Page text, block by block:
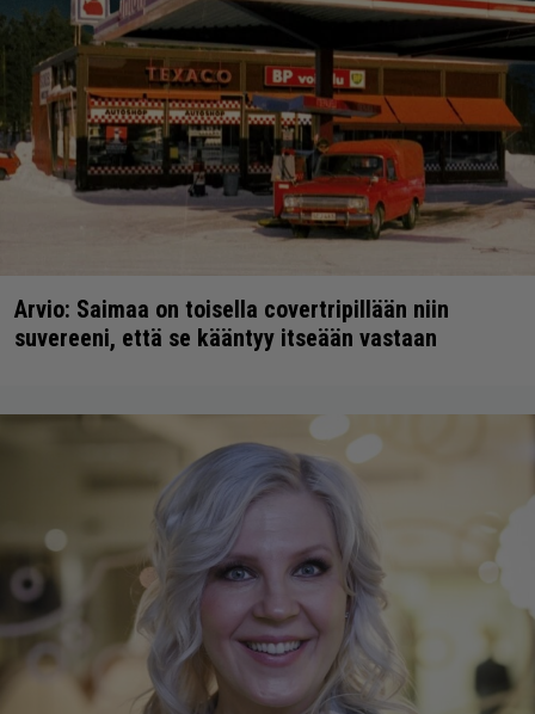
Arvio: Saimaa on toisella covertripillään niin
suvereeni, että se kääntyy itseään vastaan